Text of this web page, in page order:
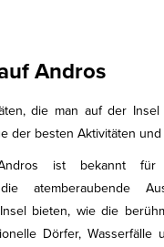
Andros
die man auf der
der besten Aktivitäten
ist bekannt für
die atemberaubende
bieten, wie die
Dörfer, Wasserfälle